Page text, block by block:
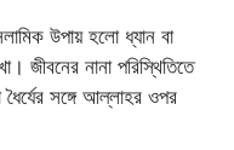
উপায় হলো ধ্যান বা
জীবনের নানা পরিস্থিতিতে
সঙ্গে আল্লাহর ওপর